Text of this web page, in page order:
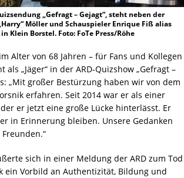
„Gefragt – Gejagt“, steht neben der
Möller und Schauspieler Enrique Fiß alias
Borstel. Foto: FoTe Press/Röhe
Alter von 68 Jahren – für Fans und Kollegen
„Jäger“ in der ARD-Quizshow „Gefragt –
„Mit großer Bestürzung haben wir von dem
erfahren. Seit 2014 war er als einer
er jetzt eine große Lücke hinterlässt. Er
in Erinnerung bleiben. Unsere Gedanken
sich in einer Meldung der ARD zum Tod
ein Vorbild an Authentizität, Bildung und